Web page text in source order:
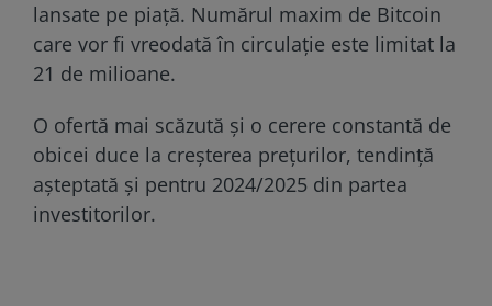
lansate pe piață. Numărul maxim de Bitcoin
care vor fi vreodată în circulaţie este limitat la
21 de milioane.
O ofertă mai scăzută şi o cerere constantă de
obicei duce la creşterea preţurilor, tendință
așteptată și pentru 2024/2025 din partea
investitorilor.